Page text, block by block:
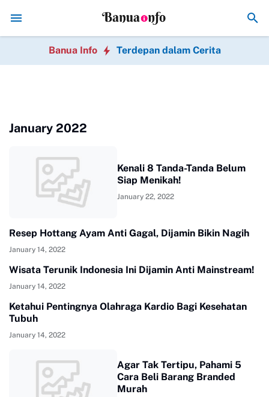
Hindari 7 Kesalahan Bisnis Online
Banua Info Terdepan dalam Cerita
January 2022
Kenali 8 Tanda-Tanda Belum
Siap Menikah!
January 22, 2022
Resep Hottang Ayam Anti Gagal, Dijamin Bikin Nagih
January 14, 2022
Wisata Terunik Indonesia Ini Dijamin Anti Mainstream!
January 14, 2022
Ketahui Pentingnya Olahraga Kardio Bagi Kesehatan
Tubuh
January 14, 2022
Agar Tak Tertipu, Pahami 5
Cara Beli Barang Branded
Murah